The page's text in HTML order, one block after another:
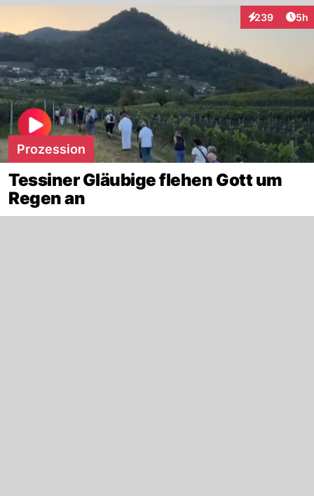
239
Interaktionen
5h
Prozession
Tessiner Gläubige flehen Gott um
Regen an